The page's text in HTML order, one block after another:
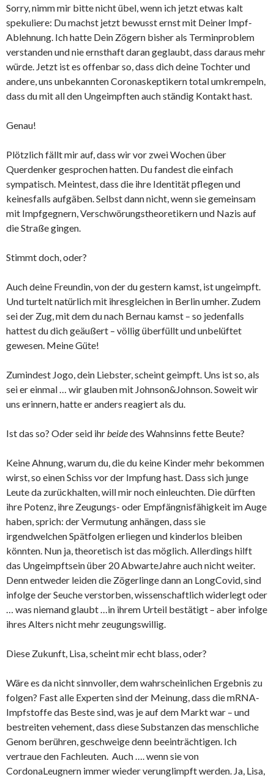
Sorry, nimm mir bitte nicht übel, wenn ich jetzt etwas kalt
spekuliere: Du machst jetzt bewusst ernst mit Deiner Impf-
Ablehnung. Ich hatte Dein Zögern bisher als Terminproblem
verstanden und nie ernsthaft daran geglaubt, dass daraus mehr
würde. Jetzt ist es offenbar so, dass dich deine Tochter und
andere, uns unbekannten Coronaskeptikern total umkrempeln,
dass du mit all den Ungeimpften auch ständig Kontakt hast.
Genau!
Plötzlich fällt mir auf, dass wir vor zwei Wochen über
Querdenker gesprochen hatten. Du fandest die einfach
sympatisch. Meintest, dass die ihre Identität pflegen und
keinesfalls aufgäben. Selbst dann nicht, wenn sie gemeinsam
mit Impfgegnern, Verschwörungstheoretikern und Nazis auf
die Straße gingen.
Stimmt doch, oder?
Auch deine Freundin, von der du gestern kamst, ist ungeimpft.
Und turtelt natürlich mit ihresgleichen in Berlin umher. Zudem
sei der Zug, mit dem du nach Bernau kamst – so jedenfalls
hattest du dich geäußert – völlig überfüllt und unbelüftet
gewesen. Meine Güte!
Zumindest Jogo, dein Liebster, scheint geimpft. Uns ist so, als
sei er einmal … wir glauben mit Johnson&Johnson. Soweit wir
uns erinnern, hatte er anders reagiert als du.
Ist das so? Oder seid ihrbeidedes Wahnsinns fette Beute?
Keine Ahnung, warum du, die du keine Kinder mehr bekommen
wirst, so einen Schiss vor der Impfung hast. Dass sich junge
Leute da zurückhalten, will mir noch einleuchten. Die dürften
ihre Potenz, ihre Zeugungs- oder Empfängnisfähigkeit im Auge
haben, sprich: der Vermutung anhängen, dass sie
irgendwelchen Spätfolgen erliegen und kinderlos bleiben
könnten. Nun ja, theoretisch ist das möglich. Allerdings hilft
das Ungeimpftsein über 20 AbwarteJahre auch nicht weiter.
Denn entweder leiden die Zögerlinge dann an LongCovid, sind
infolge der Seuche verstorben, wissenschaftlich widerlegt oder
… was niemand glaubt …in ihrem Urteil bestätigt – aber infolge
ihres Alters nicht mehr zeugungswillig.
Diese Zukunft, Lisa, scheint mir echt blass, oder?
Wäre es da nicht sinnvoller, dem wahrscheinlichen Ergebnis zu
folgen? Fast alle Experten sind der Meinung, dass die mRNA-
Impfstoffe das Beste sind, was je auf dem Markt war – und
bestreiten vehement, dass diese Substanzen das menschliche
Genom berühren, geschweige denn beeinträchtigen. Ich
vertraue den Fachleuten. Auch …. wenn sie von
CordonaLeugnern immer wieder verunglimpft werden. Ja, Lisa,